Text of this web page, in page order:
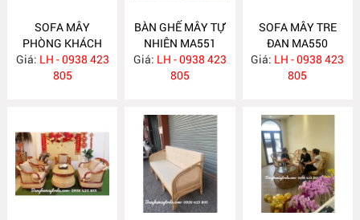
SOFA MÂY
PHÒNG KHÁCH
MA557
Giá: LH - 0938 423
805
BÀN GHẾ MÂY TỰ
NHIÊN MA551
Giá: LH - 0938 423
805
SOFA MÂY TRE
ĐAN MA550
Giá: LH - 0938 423
805